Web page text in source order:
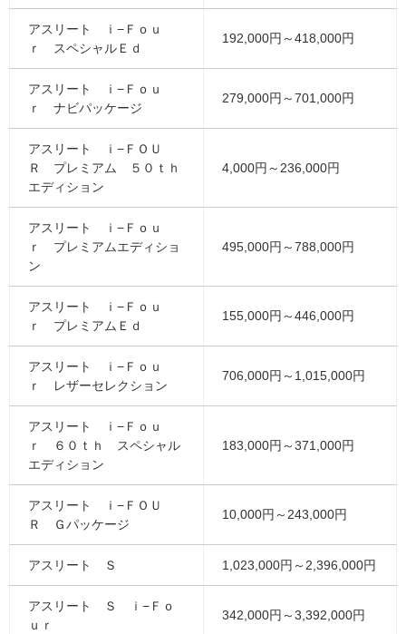
アスリート ｉ−Ｆｏｕ
ｒ スペシャルＥｄ
192,000円～418,000円
アスリート ｉ−Ｆｏｕ
ｒ ナビパッケージ
279,000円～701,000円
アスリート ｉ−ＦＯＵ
Ｒ プレミアム ５０ｔｈ
エディション
4,000円～236,000円
アスリート ｉ−Ｆｏｕ
ｒ プレミアムエディショ
ン
495,000円～788,000円
アスリート ｉ−Ｆｏｕ
ｒ プレミアムＥｄ
155,000円～446,000円
アスリート ｉ−Ｆｏｕ
ｒ レザーセレクション
706,000円～1,015,000円
アスリート ｉ−Ｆｏｕ
ｒ ６０ｔｈ スペシャル
エディション
183,000円～371,000円
アスリート ｉ−ＦＯＵ
Ｒ Ｇパッケージ
10,000円～243,000円
アスリート Ｓ 1,023,000円～2,396,000円
アスリート Ｓ ｉ−Ｆｏ
ｕｒ
342,000円～3,392,000円